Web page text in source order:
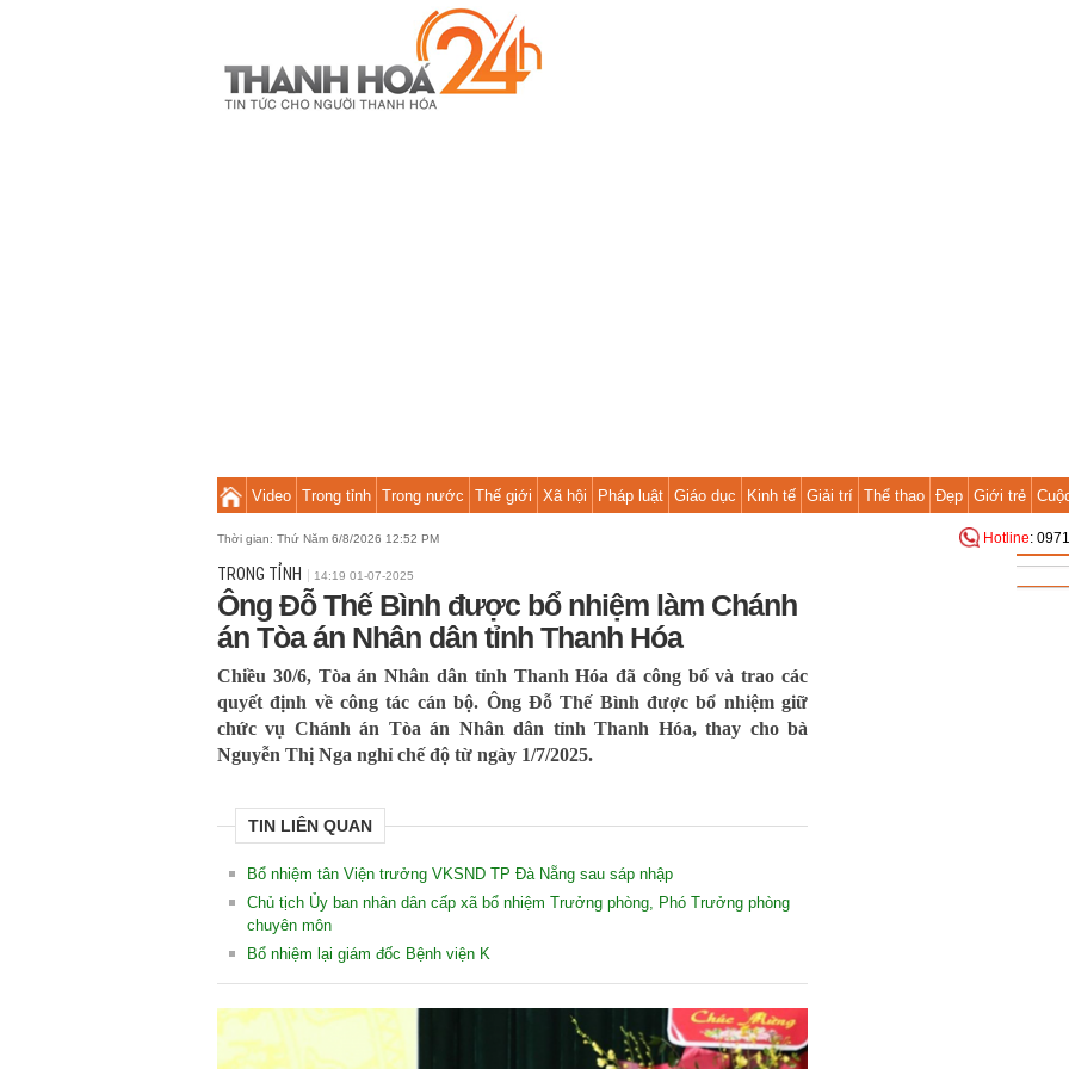
Video Trong tỉnh Trong nước Thế giới Xã hội Pháp luật Giáo dục Kinh tế Giải trí Thể thao Đẹp Giới trẻ
Thời gian: Thứ Năm 6/8/2026 12:52 PM Hotline:
TRONG TỈNH 14:19 01-07-2025
Ông Đỗ Thế Bình được bổ nhiệm làm Chánh
án Tòa án Nhân dân tỉnh Thanh Hóa
Chiều 30/6, Tòa án Nhân dân tỉnh Thanh Hóa đã công bố và trao các
quyết định về công tác cán bộ. Ông Đỗ Thế Bình được bổ nhiệm giữ
chức vụ Chánh án Tòa án Nhân dân tỉnh Thanh Hóa, thay cho bà
Nguyễn Thị Nga nghỉ chế độ từ ngày 1/7/2025.
TIN LIÊN QUAN
Bổ nhiệm tân Viện trưởng VKSND TP Đà Nẵng sau sáp nhập
Chủ tịch Ủy ban nhân dân cấp xã bổ nhiệm Trưởng phòng, Phó Trưởng phòng
chuyên môn
Bổ nhiệm lại giám đốc Bệnh viện K